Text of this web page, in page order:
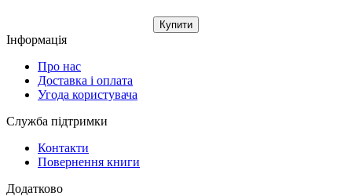
Купити
Інформація
Про нас
Доставка і оплата
Угода користувача
Служба підтримки
Контакти
Повернення книги
Додатково